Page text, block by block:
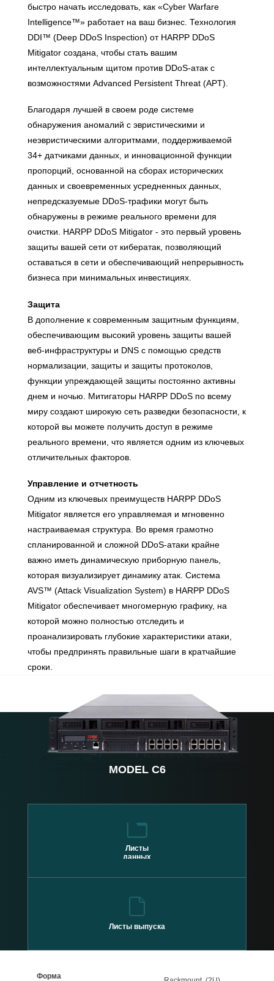
быстро начать исследовать, как «Cyber Warfare
Intelligence™» работает на ваш бизнес. Технология
DDI™ (Deep DDoS Inspection) от HARPP DDoS
Mitigator создана, чтобы стать вашим
интеллектуальным щитом против DDoS-атак с
возможностями Advanced Persistent Threat (APT).
Благодаря лучшей в своем роде системе
обнаружения аномалий с эвристическими и
неэвристическими алгоритмами, поддерживаемой
34+ датчиками данных, и инновационной функции
пропорций, основанной на сборах исторических
данных и своевременных усредненных данных,
непредсказуемые DDoS-трафики могут быть
обнаружены в режиме реального времени для
очистки. HARPP DDoS Mitigator - это первый уровень
защиты вашей сети от кибератак, позволяющий
оставаться в сети и обеспечивающий непрерывность
бизнеса при минимальных инвестициях.
Защита
В дополнение к современным защитным функциям,
обеспечивающим высокий уровень защиты вашей
веб-инфраструктуры и DNS с помощью средств
нормализации, защиты и защиты протоколов,
функции упреждающей защиты постоянно активны
днем и ночью. Митигаторы HARPP DDoS по всему
миру создают широкую сеть разведки безопасности, к
которой вы можете получить доступ в режиме
реального времени, что является одним из ключевых
отличительных факторов.
Управление и отчетность
Одним из ключевых преимуществ HARPP DDoS
Mitigator является его управляемая и мгновенно
настраиваемая структура. Во время грамотно
спланированной и сложной DDoS-атаки крайне
важно иметь динамическую приборную панель,
которая визуализирует динамику атак. Система
AVS™ (Attack Visualization System) в HARPP DDoS
Mitigator обеспечивает многомерную графику, на
которой можно полностью отследить и
проанализировать глубокие характеристики атаки,
чтобы предпринять правильные шаги в кратчайшие
сроки.
MODEL C6
Листы
данных
Листы выпуска
Форма